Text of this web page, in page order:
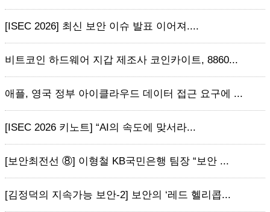
[ISEC 2026] 최신 보안 이슈 발표 이어져....
비트코인 하드웨어 지갑 제조사 코인카이트, 8860...
애플, 영국 정부 아이클라우드 데이터 접근 요구에 ...
[ISEC 2026 키노트] “AI의 속도에 맞서라...
[보안최전선 ⑧] 이형철 KB국민은행 팀장 “보안 ...
[김정덕의 지속가능 보안-2] 보안의 ‘레드 헬리콥...